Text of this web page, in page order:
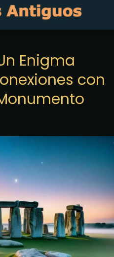
Enigma
con